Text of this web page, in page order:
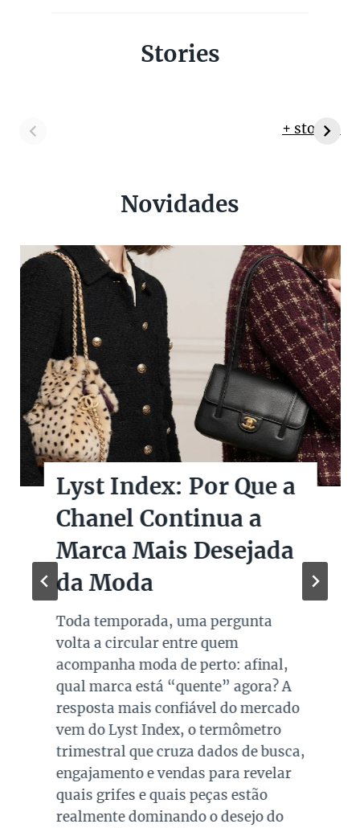
Stories
+ stories
Novidades
Lyst Index: Por Que a
Chanel Continua a
Marca Mais Desejada
da Moda
Toda temporada, uma pergunta
volta a circular entre quem
acompanha moda de perto: afinal,
qual marca está “quente” agora? A
resposta mais confiável do mercado
vem do Lyst Index, o termômetro
trimestral que cruza dados de busca,
engajamento e vendas para revelar
quais grifes e quais peças estão
realmente dominando o desejo do